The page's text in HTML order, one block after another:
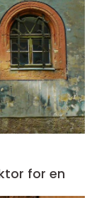
for en